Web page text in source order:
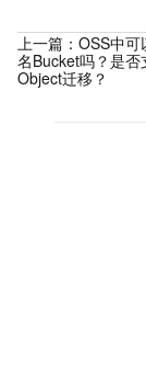
上一篇： OSS中可
名Bucket吗？是否
Object迁移？